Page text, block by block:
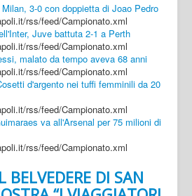
3-0 con doppietta di Joao Pedro
rss/feed/Campionato.xml
Juve battuta 2-1 a Perth
rss/feed/Campionato.xml
malato da tempo aveva 68 anni
rss/feed/Campionato.xml
d'argento nei tuffi femminili da 20
rss/feed/Campionato.xml
va all'Arsenal per 75 milioni di
rss/feed/Campionato.xml
BELVEDERE DI SAN